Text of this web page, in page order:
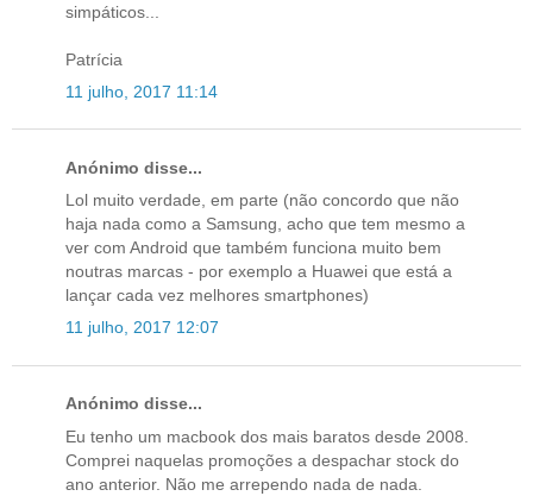
simpáticos...
Patrícia
11 julho, 2017 11:14
Anónimo disse...
Lol muito verdade, em parte (não concordo que não
haja nada como a Samsung, acho que tem mesmo a
ver com Android que também funciona muito bem
noutras marcas - por exemplo a Huawei que está a
lançar cada vez melhores smartphones)
11 julho, 2017 12:07
Anónimo disse...
Eu tenho um macbook dos mais baratos desde 2008.
Comprei naquelas promoções a despachar stock do
ano anterior. Não me arrependo nada de nada.